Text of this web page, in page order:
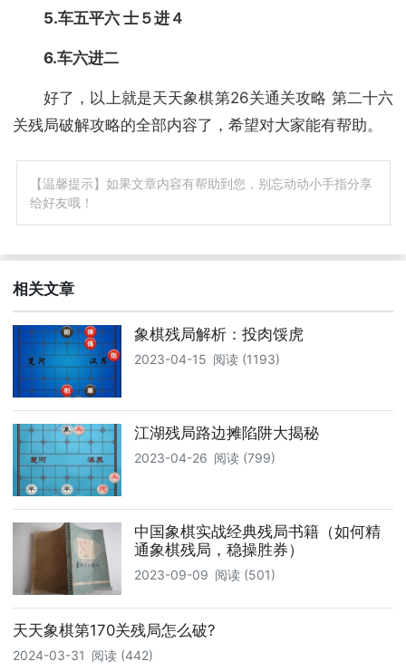
5.车五平六 士５进４
6.车六进二
好了，以上就是天天象棋第26关通关攻略 第二十六
关残局破解攻略的全部内容了，希望对大家能有帮助。
【温馨提示】如果文章内容有帮助到您，别忘动动小手指分享
给好友哦！
相关文章
象棋残局解析：投肉馁虎
2023-04-15 阅读 (1193)
江湖残局路边摊陷阱大揭秘
2023-04-26 阅读 (799)
中国象棋实战经典残局书籍（如何精
通象棋残局，稳操胜券）
2023-09-09 阅读 (501)
天天象棋第170关残局怎么破?
2024-03-31 阅读 (442)